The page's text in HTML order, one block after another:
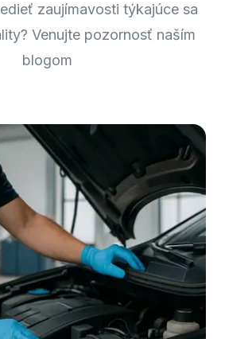
zaujímavosti týkajúce sa
Venujte pozornosť naším
blogom